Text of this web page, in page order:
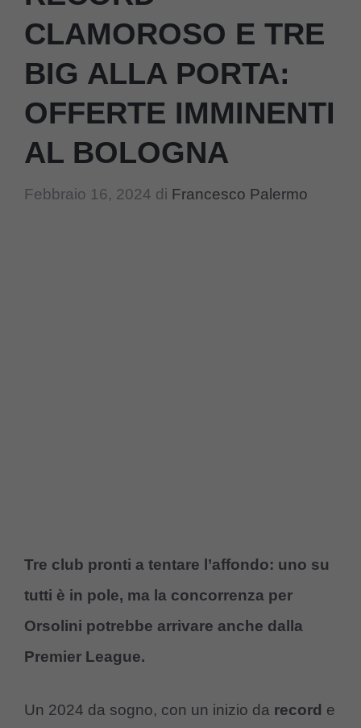
CLAMOROSO E TRE
BIG ALLA PORTA:
OFFERTE IMMINENTI
AL BOLOGNA
Febbraio 16, 2024 di Francesco Palermo
Tre club pronti a tentare l’affondo: uno su
tutti è in pole, ma la concorrenza per
Orsolini potrebbe arrivare anche dalla
Premier League.
Un 2024 da sogno, con un inizio da record e